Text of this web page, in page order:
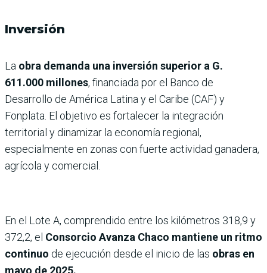
Inversión
La obra demanda una inversión superior a G.
611.000 millones, financiada por el Banco de
Desarrollo de América Latina y el Caribe (CAF) y
Fonplata. El objetivo es fortalecer la integración
territorial y dinamizar la economía regional,
especialmente en zonas con fuerte actividad ganadera,
agrícola y comercial.
En el Lote A, comprendido entre los kilómetros 318,9 y
372,2, el Consorcio Avanza Chaco mantiene un ritmo
continuo de ejecución desde el inicio de las obras en
mayo de 2025.